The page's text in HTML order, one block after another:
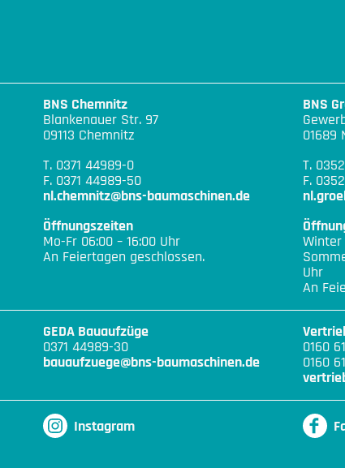
BNS Chemnitz
Blankenauer Str. 97
09113 Chemnitz
T. 0371 44989-0
F. 0371 44989-50
nl.chemnitz@bns-baumaschinen.de
Öffnungszeiten
Mo-Fr 06:00 – 16:00 Uhr
An Feiertagen geschlossen.
BNS
01689
T.
F.
Winter
Uhr
An
GEDA Bauaufzüge
0371 44989-30
bauaufzuege@bns-baumaschinen.de
0160
0160
Instagram